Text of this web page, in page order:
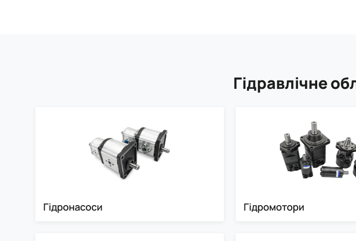
Гідравлічне
Гідронасоси Гідромотори